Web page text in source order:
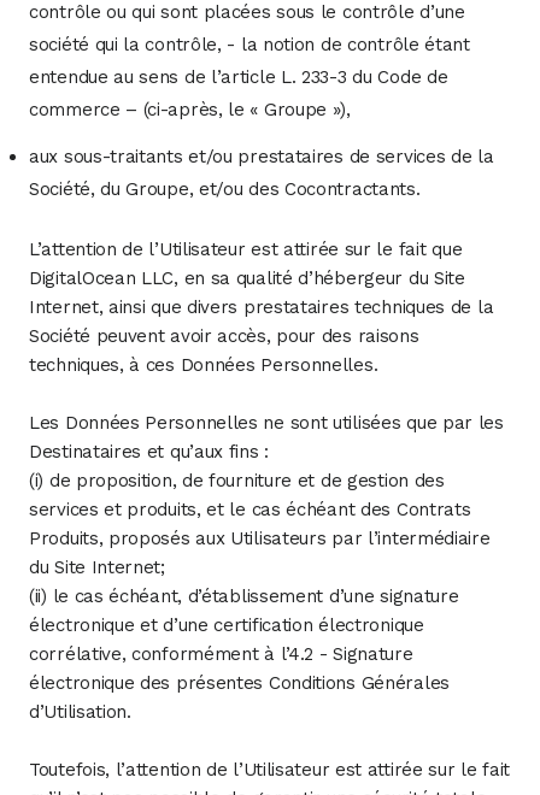
contrôle ou qui sont placées sous le contrôle d’une
société qui la contrôle, - la notion de contrôle étant
entendue au sens de l’article L. 233-3 du Code de
commerce – (ci-après, le « Groupe »),
aux sous-traitants et/ou prestataires de services de la
Société, du Groupe, et/ou des Cocontractants.
L’attention de l’Utilisateur est attirée sur le fait que
DigitalOcean LLC, en sa qualité d’hébergeur du Site
Internet, ainsi que divers prestataires techniques de la
Société peuvent avoir accès, pour des raisons
techniques, à ces Données Personnelles.
Les Données Personnelles ne sont utilisées que par les
Destinataires et qu’aux fins :
(i) de proposition, de fourniture et de gestion des
services et produits, et le cas échéant des Contrats
Produits, proposés aux Utilisateurs par l’intermédiaire
du Site Internet;
(ii) le cas échéant, d’établissement d’une signature
électronique et d’une certification électronique
corrélative, conformément à l’4.2 - Signature
électronique des présentes Conditions Générales
d’Utilisation.
Toutefois, l’attention de l’Utilisateur est attirée sur le fait